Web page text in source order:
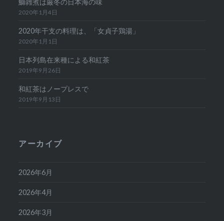
鰤雑煮は厳冬の日本海の味
2020年1月4日
2020年干支の料理は、「女貞子鶏湯」
2020年1月1日
日本列島在来種による和紅茶
2019年9月26日
和紅茶はノープレスで
2019年9月13日
アーカイブ
2026年6月
2026年4月
2026年3月